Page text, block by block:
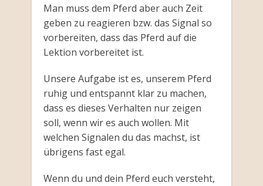
Man muss dem Pferd aber auch Zeit
geben zu reagieren bzw. das Signal so
vorbereiten, dass das Pferd auf die
Lektion vorbereitet ist.
Unsere Aufgabe ist es, unserem Pferd
ruhig und entspannt klar zu machen,
dass es dieses Verhalten nur zeigen
soll, wenn wir es auch wollen. Mit
welchen Signalen du das machst, ist
übrigens fast egal.
Wenn du und dein Pferd euch versteht,